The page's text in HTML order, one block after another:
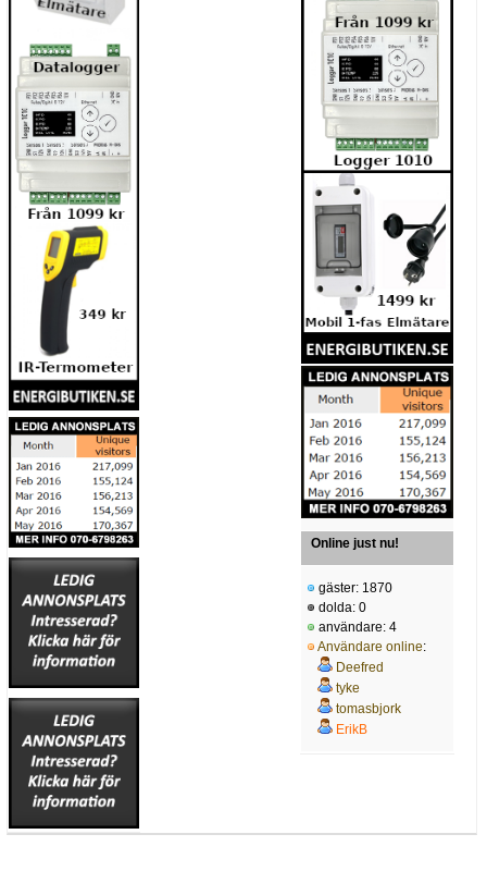
Online just nu!
gäster: 1870
dolda: 0
användare: 4
Användare online:
Deefred
tyke
tomasbjork
ErikB